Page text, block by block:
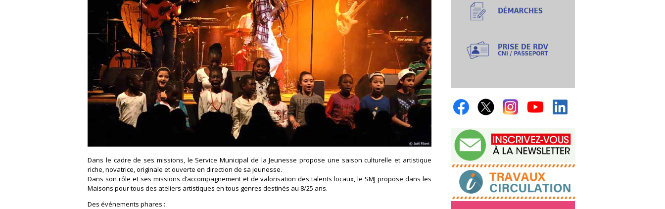
Dans le cadre de ses missions, le Service Municipal de la Jeunesse propose une saison culturelle et artistique
riche, novatrice, originale et ouverte en direction de sa jeunesse.
Dans son rôle et ses missions d’accompagnement et de valorisation des talents locaux, le SMJ propose dans les
Maisons pour tous des ateliers artistiques en tous genres destinés au 8/25 ans.
Des événements phares :